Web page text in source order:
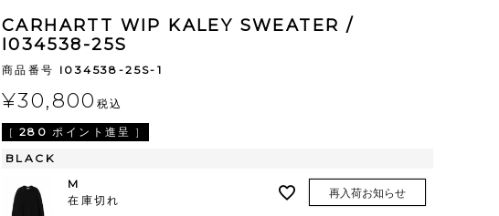
CARHARTT WIP KALEY SWEATER /
I034538-25S
商品番号 I034538-25S-1
¥30,800 税込
[ 280 ポイント進呈 ]
BLACK
M
在庫切れ
再入荷お知らせ